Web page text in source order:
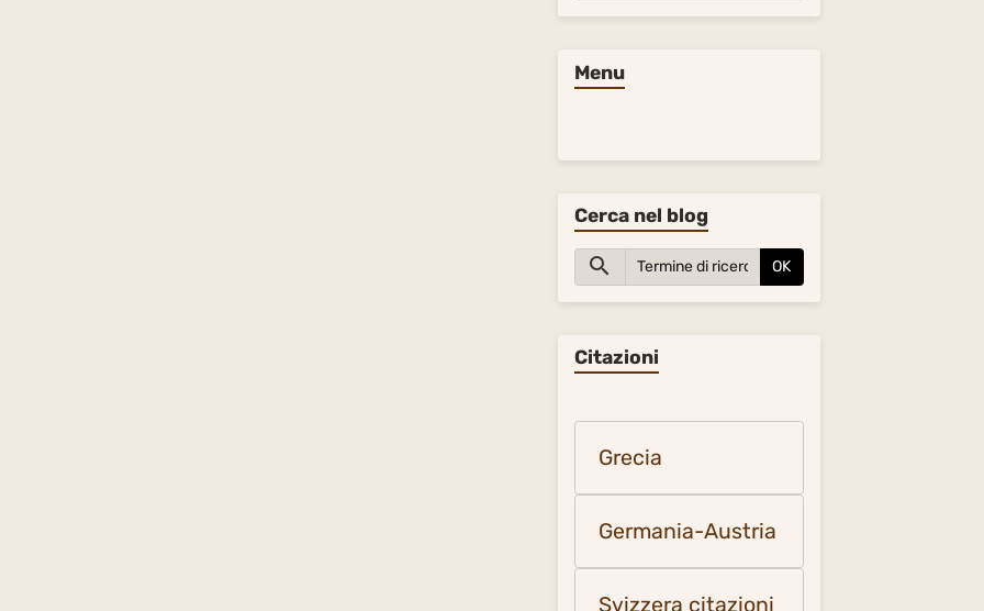
Menu
Cerca nel blog
OK
Citazioni
Grecia
Germania-Austria
Svizzera citazioni